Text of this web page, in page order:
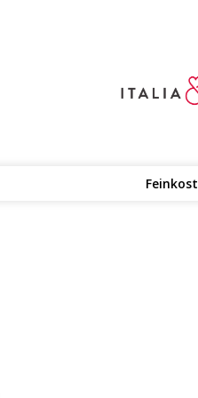
Feinkost